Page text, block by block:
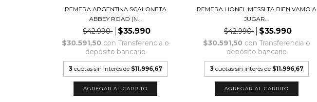
REMERA ARGENTINA SCALONETA
ABBEY ROAD (N...
$42.990 $35.990
$30.591,50 con Transferencia o
depósito bancario
3 cuotas sin interés de $11.996,67
AGREGAR AL CARRITO
REMERA LIONEL MESSI TA BIEN VAMO A
JUGAR...
$42.990 $35.990
$30.591,50 con Transferencia o
depósito bancario
3 cuotas sin interés de $11.996,67
AGREGAR AL CARRITO